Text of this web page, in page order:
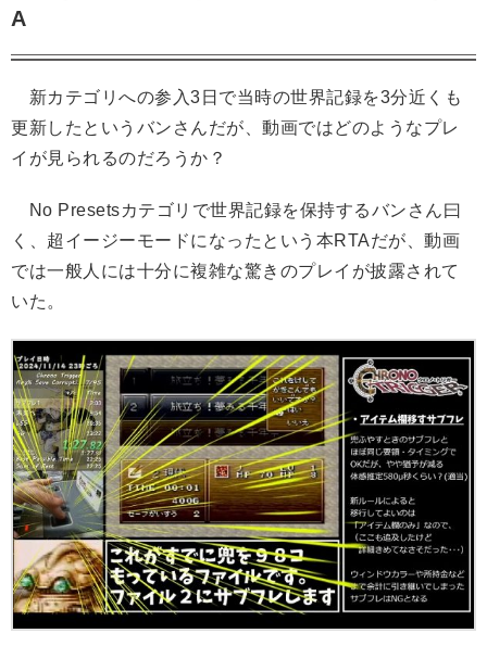
A
新カテゴリへの参入3日で当時の世界記録を3分近くも
更新したというバンさんだが、動画ではどのようなプレ
イが見られるのだろうか？
No Presetsカテゴリで世界記録を保持するバンさん曰
く、超イージーモードになったという本RTAだが、動画
では一般人には十分に複雑な驚きのプレイが披露されて
いた。